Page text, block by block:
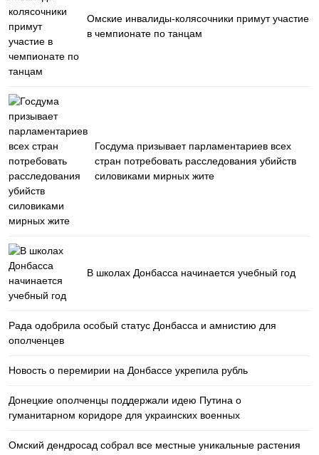
Омские инвалиды-колясочники примут участие
в чемпионате по танцам
Госдума призывает парламентариев всех
стран потребовать расследования убийств
силовиками мирных жите
В школах Донбасса начинается учебный год
Рада одобрила особый статус Донбасса и амнистию для
ополченцев
Новость о перемирии на Донбассе укрепила рубль
Донецкие ополченцы поддержали идею Путина о
гуманитарном коридоре для украинских военных
Омский дендросад собрал все местные уникальные растения